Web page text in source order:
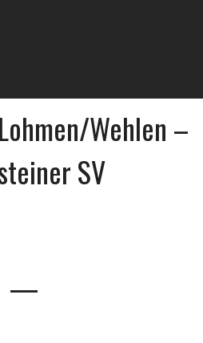
Wehlen –
SV
—